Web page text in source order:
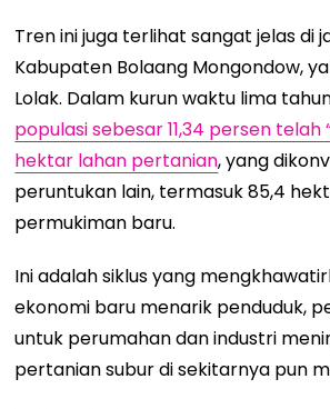
Tren ini juga terlihat sangat jelas di
Kabupaten Bolaang Mongondow,
Lolak. Dalam kurun waktu lima
populasi sebesar 11,34 persen telah
hektar lahan pertanian, yang
peruntukan lain, termasuk 85,4
permukiman baru.
Ini adalah siklus yang
ekonomi baru menarik penduduk,
untuk perumahan dan industri
pertanian subur di sekitarnya pun